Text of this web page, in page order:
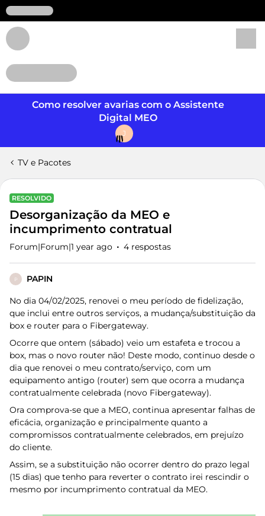
Como resolver avarias com o Assistente
Digital MEO
J
TV e Pacotes
RESOLVIDO
Desorganização da MEO e
incumprimento contratual
Forum|Forum|1 year ago 4 respostas
P PAPIN
No dia 04/02/2025, renovei o meu período de fidelização,
que inclui entre outros serviços, a mudança/substituição da
box e router para o Fibergateway.
Ocorre que ontem (sábado) veio um estafeta e trocou a
box, mas o novo router não! Deste modo, continuo desde o
dia que renovei o meu contrato/serviço, com um
equipamento antigo (router) sem que ocorra a mudança
contratualmente celebrada (novo Fibergateway).
Ora comprova-se que a MEO, continua apresentar falhas de
eficácia, organização e principalmente quanto a
compromissos contratualmente celebrados, em prejuízo
do cliente.
Assim, se a substituição não ocorrer dentro do prazo legal
(15 dias) que tenho para reverter o contrato irei rescindir o
mesmo por incumprimento contratual da MEO.